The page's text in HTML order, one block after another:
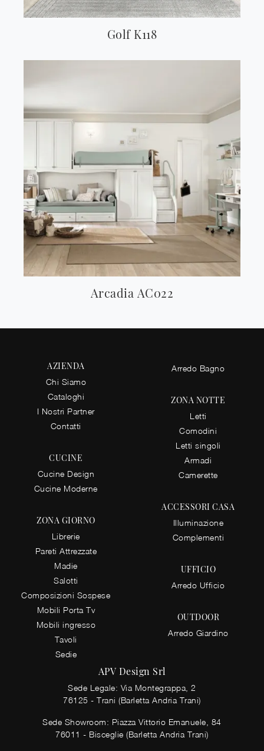
Golf K118
Arcadia AC022
AZIENDA
Chi Siamo
Cataloghi
I Nostri Partner
Contatti
CUCINE
Cucine Design
Cucine Moderne
ZONA GIORNO
Librerie
Pareti Attrezzate
Madie
Salotti
Composizioni Sospese
Mobili Porta Tv
Mobili ingresso
Tavoli
Sedie
Arredo Bagno
ZONA NOTTE
Letti
Comodini
Letti singoli
Armadi
Camerette
ACCESSORI CASA
Illuminazione
Complementi
UFFICIO
Arredo Ufficio
OUTDOOR
Arredo Giardino
APV Design Srl
Sede Legale: Via Montegrappa, 2
76125 - Trani (Barletta Andria Trani)
Sede Showroom: Piazza Vittorio Emanuele, 84
76011 - Bisceglie (Barletta Andria Trani)